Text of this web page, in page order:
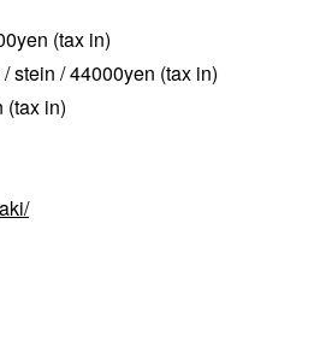
(tax in)
stein / 44000yen (tax in)
in)